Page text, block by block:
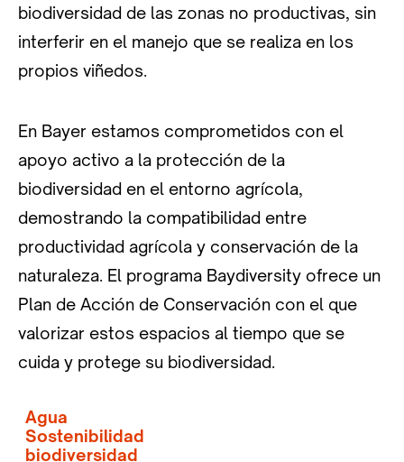
biodiversidad de las zonas no productivas, sin
interferir en el manejo que se realiza en los
propios viñedos.
En Bayer estamos comprometidos con el
apoyo activo a la protección de la
biodiversidad en el entorno agrícola,
demostrando la compatibilidad entre
productividad agrícola y conservación de la
naturaleza. El programa Baydiversity ofrece un
Plan de Acción de Conservación con el que
valorizar estos espacios al tiempo que se
cuida y protege su biodiversidad.
Agua
Sostenibilidad
biodiversidad